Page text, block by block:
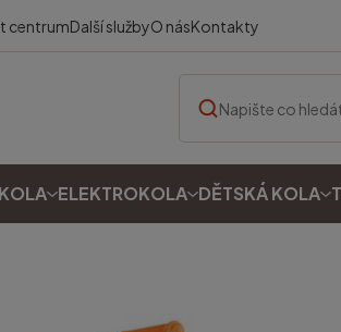
centrumDalší službyO násKontakty
ELEKTROKOLA DĚTSKÁ KOLA